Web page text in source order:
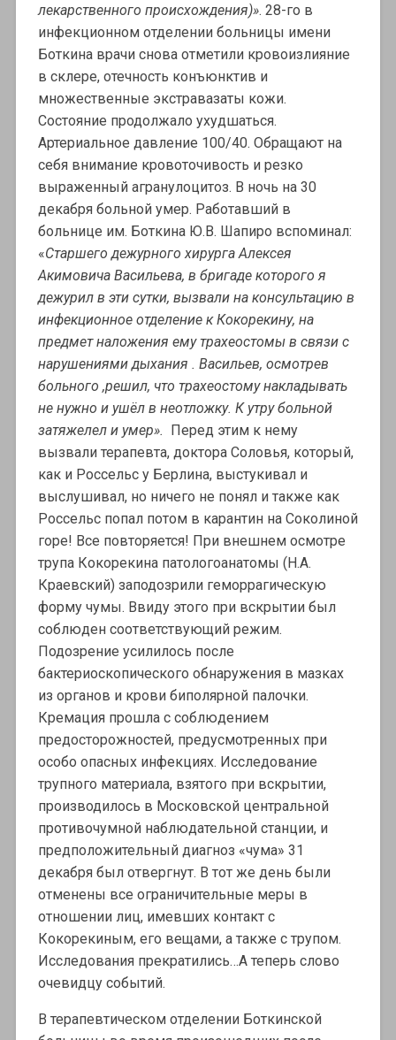
лекарственного происхождения)». 28-го в
инфекционном отделении больницы имени
Боткина врачи снова отметили кровоизлияние
в склере, отечность конъюнктив и
множественные экстравазаты кожи.
Состояние продолжало ухудшаться.
Артериальное давление 100/40. Обращают на
себя внимание кровоточивость и резко
выраженный агранулоцитоз. В ночь на 30
декабря больной умер. Работавший в
больнице им. Боткина Ю.В. Шапиро вспоминал:
«Старшего дежурного хирурга Алексея
Акимовича Васильева, в бригаде которого я
дежурил в эти сутки, вызвали на консультацию в
инфекционное отделение к Кокорекину, на
предмет наложения ему трахеостомы в связи с
нарушениями дыхания . Васильев, осмотрев
больного ,решил, что трахеостому накладывать
не нужно и ушёл в неотложку. К утру больной
затяжелел и умер». Перед этим к нему
вызвали терапевта, доктора Соловья, который,
как и Россельс у Берлина, выстукивал и
выслушивал, но ничего не понял и также как
Россельс попал потом в карантин на Соколиной
горе! Все повторяется! При внешнем осмотре
трупа Кокорекина патологоанатомы (Н.А.
Краевский) заподозрили геморрагическую
форму чумы. Ввиду этого при вскрытии был
соблюден соответствующий режим.
Подозрение усилилось после
бактериоскопического обнаружения в мазках
из органов и крови биполярной палочки.
Кремация прошла с соблюдением
предосторожностей, предусмотренных при
особо опасных инфекциях. Исследование
трупного материала, взятого при вскрытии,
производилось в Московской центральной
противочумной наблюдательной станции, и
предположительный диагноз «чума» 31
декабря был отвергнут. В тот же день были
отменены все ограничительные меры в
отношении лиц, имевших контакт с
Кокорекиным, его вещами, а также с трупом.
Исследования прекратились…А теперь слово
очевидцу событий.
В терапевтическом отделении Боткинской